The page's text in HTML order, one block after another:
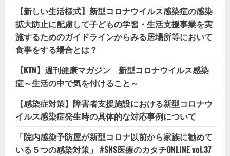
【新しい生活様式】新型コロナウイルス感染症の感染
拡大防止に配慮して子どもの学習・生活支援事業を実
施するためのガイドラインからみる居場所等において
食事をする場合とは？
【KTN】週刊健康マガジン 新型コロナウイルス感染
症～生活の中で気を付けること～
【感染症対策】障害者支援施設における新型コロナウ
イルス感染症発生時の具体的な対応事例について
「院内感染予防屋が新型コロナ以前から家族に勧めて
いる５つの感染対策」 #SNS医療のカタチONLINE vol.37